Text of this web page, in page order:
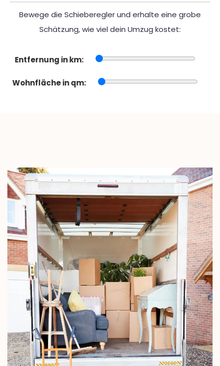
Bewege die Schieberegler und erhalte eine grobe
Schätzung, wie viel dein Umzug kostet:
Entfernung in km:
Wohnfläche in qm: